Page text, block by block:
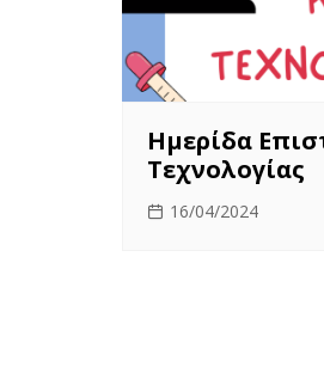
Ημερίδα
Τεχνολογίας
16/04/2024